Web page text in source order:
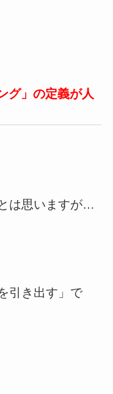
グ」の定義が人
は思いますが…
引き出す」で